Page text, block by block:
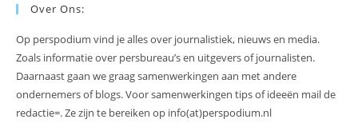
Over Ons:
Op perspodium vind je alles over journalistiek, nieuws en media.
Zoals informatie over persbureau’s en uitgevers of journalisten.
Daarnaast gaan we graag samenwerkingen aan met andere
ondernemers of blogs. Voor samenwerkingen tips of ideeën mail de
redactie=. Ze zijn te bereiken op info(at)perspodium.nl